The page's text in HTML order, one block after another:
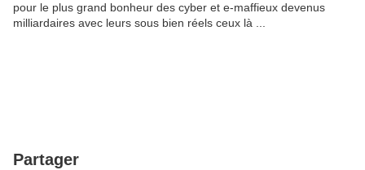
pour le plus grand bonheur des cyber et e-maffieux devenus
milliardaires avec leurs sous bien réels ceux là ...
Partager